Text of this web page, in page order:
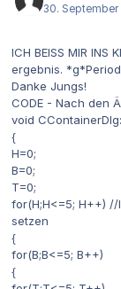
30. September
ICH BEISS MIR
ergebnis.
Danke Jungs!
CODE - Nach den
void
{
H=0;
B=0;
T=0;
for(H;H<=5; H++)
setzen
{
for(B;B<=5; B++)
{